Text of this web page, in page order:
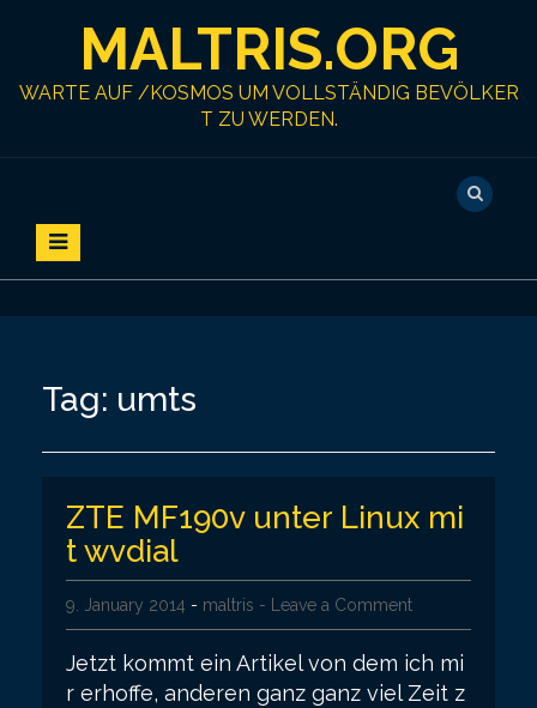
MALTRIS.ORG
WARTE AUF /KOSMOS UM VOLLSTÄNDIG BEVÖLKER
T ZU WERDEN.
Tag: umts
ZTE MF190v unter Linux mi
t wvdial
9. January 2014 - maltris - Leave a Comment
Jetzt kommt ein Artikel von dem ich mi
r erhoffe, anderen ganz ganz viel Zeit z